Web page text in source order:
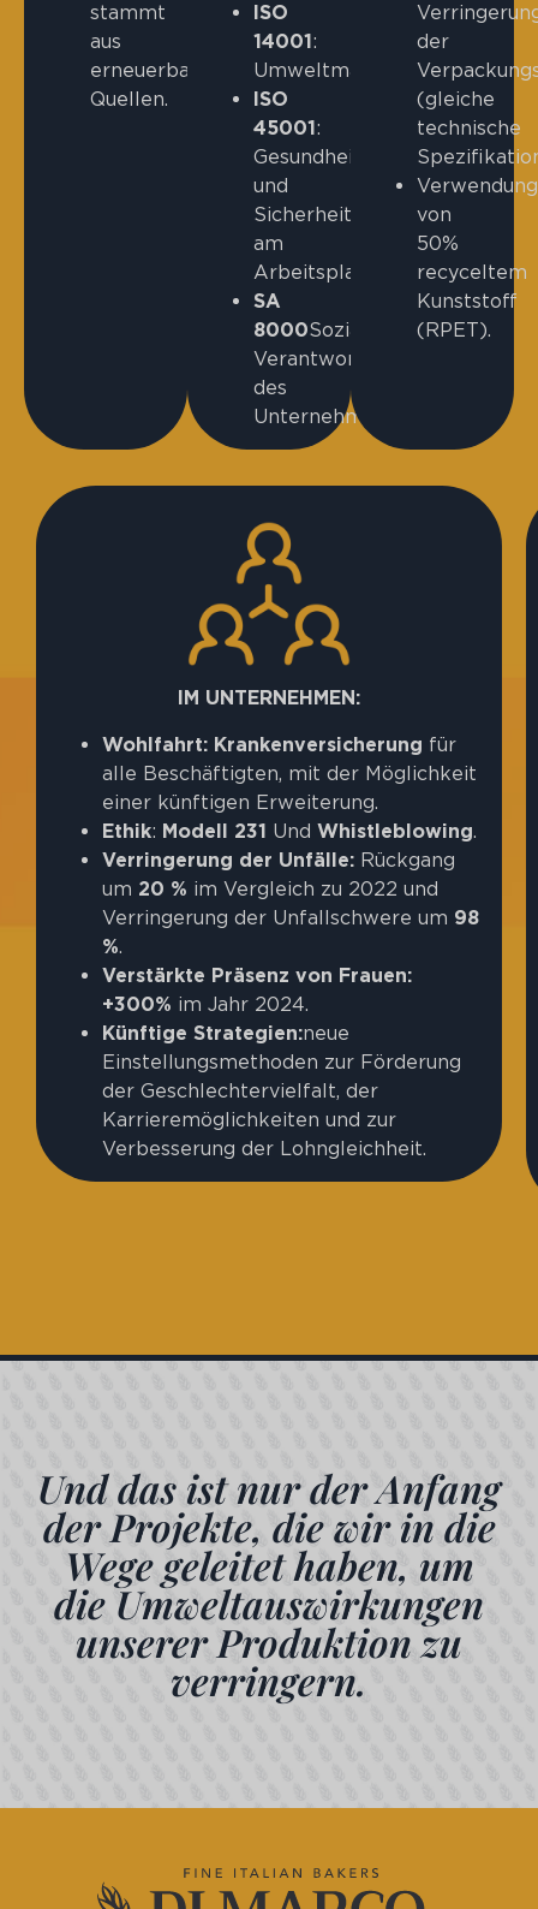
stammt
aus
erneuerbaren
Quellen.
ISO
14001:
Umweltmanagement.
ISO
45001:
Gesundheit
und
Sicherheit
am
Arbeitsplatz.
SA
8000Soziale
Verantwortung
des
Unternehmens.
der
(gleiche
technische
Verwendung
von
50%
recyceltem
Kunststoff
(RPET).
IM UNTERNEHMEN:
Wohlfahrt: Krankenversicherung für
alle Beschäftigten, mit der Möglichkeit
einer künftigen Erweiterung.
Ethik: Modell 231 Und Whistleblowing.
Verringerung der Unfälle: Rückgang
um 20 % im Vergleich zu 2022 und
Verringerung der Unfallschwere um 98
%.
Verstärkte Präsenz von Frauen:
+300% im Jahr 2024.
Künftige Strategien:neue
Einstellungsmethoden zur Förderung
der Geschlechtervielfalt, der
Karrieremöglichkeiten und zur
Verbesserung der Lohngleichheit.
Und das ist nur der Anfang
der Projekte, die wir in die
Wege geleitet haben, um
die Umweltauswirkungen
unserer Produktion zu
verringern.